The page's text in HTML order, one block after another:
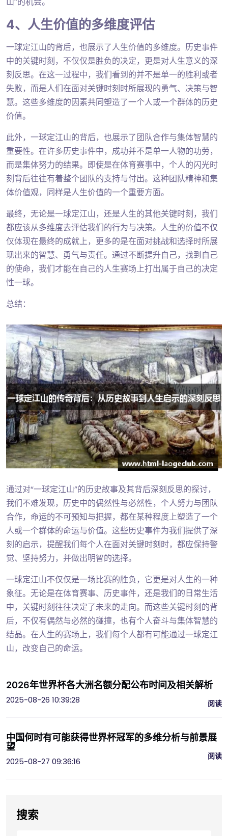
4、人生价值的多维度评估
一球定江山的背后，也展示了人生价值的多维度。历史事件
中的关键时刻，不仅仅是胜负的决定，更是对人生意义的深
刻反思。在这一过程中，我们看到的并不是单一的胜利或者
失败，而是人们在面对关键时刻时所展现的勇气、决策与智
慧。这些多维度的因素共同塑造了一个人或一个群体的历史
价值。
此外，一球定江山的背后，也展示了团队合作与集体智慧的
重要性。在许多历史事件中，成功并不是单一人物的功劳，
而是集体努力的结果。即使是在体育赛事中，个人的闪光时
刻背后往往有着整个团队的支持与付出。这种团队精神和集
体价值观，同样是人生价值的一个重要方面。
最终，无论是一球定江山，还是人生的其他关键时刻，我们
都应该从多维度去评估我们的行为与决策。人生的价值不仅
仅体现在最终的成就上，更多的是在面对挑战和选择时所展
现出来的智慧、勇气与责任。通过不断提升自己，找到自己
的使命，我们才能在自己的人生赛场上打出属于自己的决定
性一球。
总结：
通过对“一球定江山”的历史故事及其背后深刻反思的探讨，
我们不难发现，历史中的偶然性与必然性，个人努力与团队
合作，命运的不可预知与把握，都在某种程度上塑造了一个
人或一个群体的命运与价值。这些历史事件为我们提供了深
刻的启示，提醒我们每个人在面对关键时刻时，都应保持警
觉、坚持努力，并做出明智的选择。
一球定江山不仅仅是一场比赛的胜负，它更是对人生的一种
象征。无论是在体育赛事、历史事件，还是我们的日常生活
中，关键时刻往往决定了未来的走向。而这些关键时刻的背
后，不仅有偶然与必然的碰撞，也有个人奋斗与集体智慧的
结晶。在人生的赛场上，我们每个人都有可能通过一球定江
山，改变自己的命运。
2026年世界杯各大洲名额分配公布时间及相关解析
2025-08-26 10:39:28
阅读
中国何时有可能获得世界杯冠军的多维分析与前景展
望
2025-08-27 09:36:16
阅读
搜索